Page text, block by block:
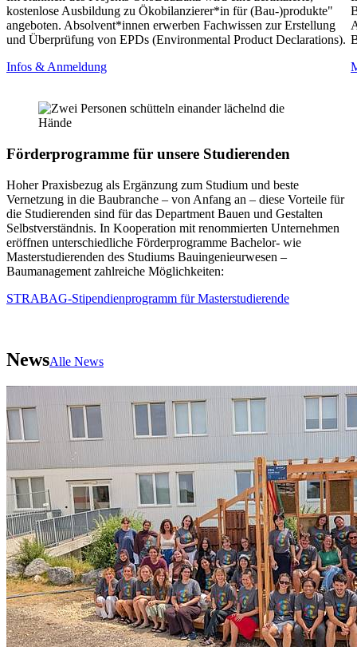
kostenlose Ausbildung zu Ökobilanzierer*in für (Bau-)produkte"
angeboten. Absolvent*innen erwerben Fachwissen zur Erstellung
und Überprüfung von EPDs (Environmental Product Declarations).
Infos & Anmeldung
Förderprogramme für unsere Studierenden
Hoher Praxisbezug als Ergänzung zum Studium und beste
Vernetzung in die Baubranche – von Anfang an – diese Vorteile für
die Studierenden sind für das Department Bauen und Gestalten
Selbstverständnis. In Kooperation mit renommierten Unternehmen
eröffnen unterschiedliche Förderprogramme Bachelor- wie
Masterstudierenden des Studiums Bauingenieurwesen –
Baumanagement zahlreiche Möglichkeiten:
STRABAG-Stipendienprogramm für Masterstudierende
NewsAlle News